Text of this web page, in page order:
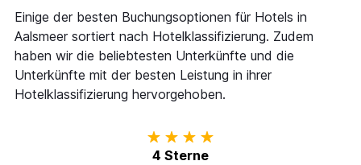
gefunden
wurde.
vor
dem
Aufenthalt
anzeigt
Das
Diagramm
Einige der besten Buchungsoptionen für Hotels in
Aalsmeer sortiert nach Hotelklassifizierung. Zudem
haben wir die beliebtesten Unterkünfte und die
Unterkünfte mit der besten Leistung in ihrer
Hotelklassifizierung hervorgehoben.
4 Sterne
4 Sterne